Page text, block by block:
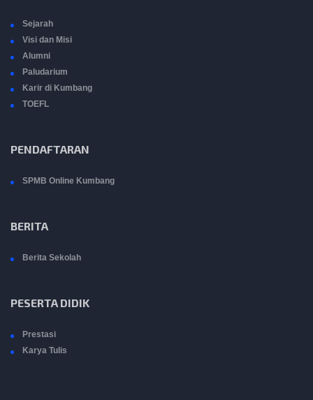
Sejarah
Visi dan Misi
Alumni
Paludarium
Karir di Kumbang
TOEFL
PENDAFTARAN
SPMB Online Kumbang
BERITA
Berita Sekolah
PESERTA DIDIK
Prestasi
Karya Tulis